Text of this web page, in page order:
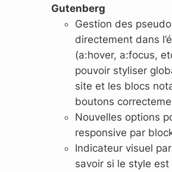
Gutenberg
Gestion des
directement dans
(a:hover, a:focus,
pouvoir styliser
site et les blocs
boutons
Nouvelles options
responsive par
Indicateur visuel
savoir si le style est